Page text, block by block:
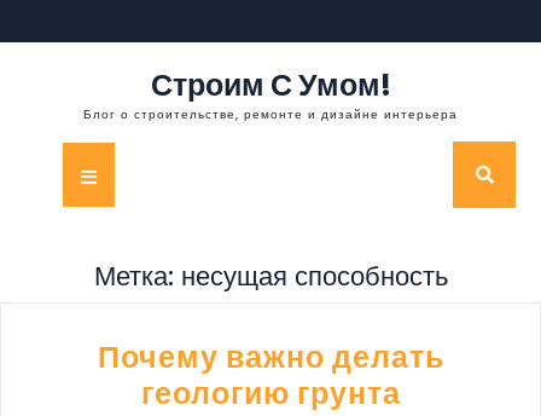
к
Строим С Умом!
Блог о строительстве, ремонте и дизайне интерьера
Кнопка
Метка: несущая способность
Почему важно делать
геологию грунта